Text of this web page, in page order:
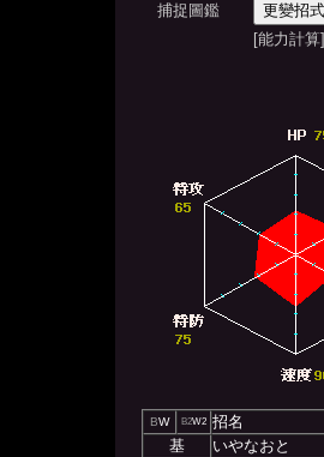
捕捉圖鑑
[能力計算]
BW B2W2 招名
基
いやなおと